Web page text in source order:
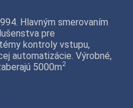
Hlavným smerovaním
pre
kontroly vstupu,
automatizácie. Výrobné,
5000m2